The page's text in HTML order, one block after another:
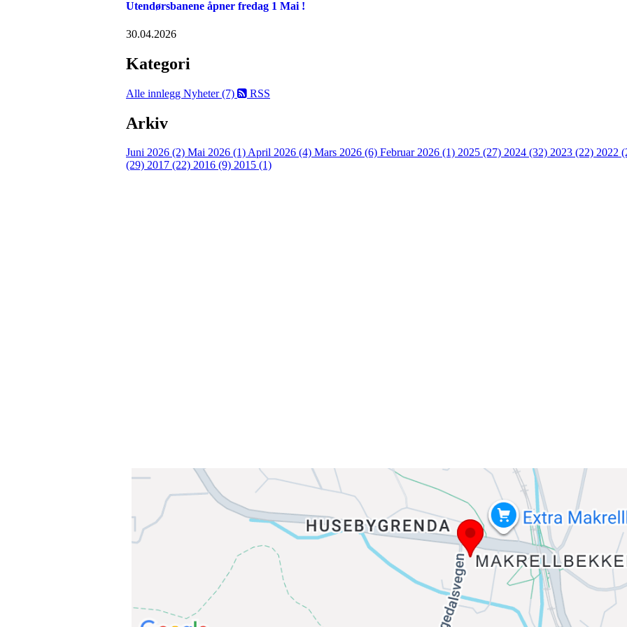
Utendørsbanene åpner fredag 1 Mai !
30.04.2026
Kategori
Alle innlegg Nyheter (7) RSS
Arkiv
Juni 2026 (2) Mai 2026 (1)April 2026 (4) Mars 2026 (6) Februar 2026 (1) 2025 (27) 2024 (32) 2023 (22) 2022
(29) 2017 (22) 2016 (9) 2015 (1)